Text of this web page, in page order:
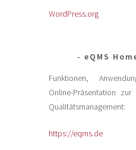
WordPress.org
eQMS
Funktionen,
Online-Präsentation
Qualitätsmanagement:
https://eqms.de